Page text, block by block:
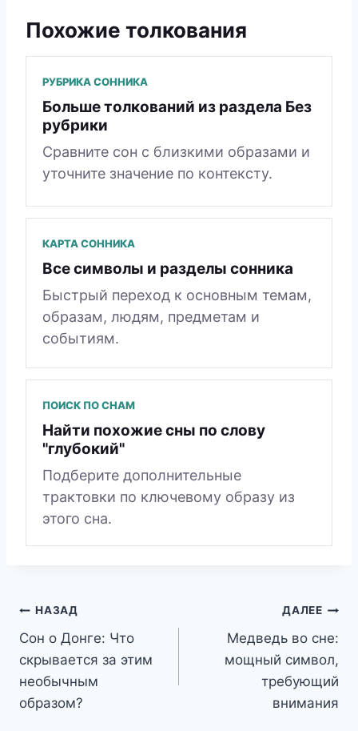
Похожие толкования
РУБРИКА СОННИКА
Больше толкований из раздела Без
рубрики
Сравните сон с близкими образами и
уточните значение по контексту.
КАРТА СОННИКА
Все символы и разделы сонника
Быстрый переход к основным темам,
образам, людям, предметам и
событиям.
ПОИСК ПО СНАМ
Найти похожие сны по слову
"глубокий"
Подберите дополнительные
трактовки по ключевому образу из
этого сна.
Навигация
по
записям
НАЗАД
Сон о Донге: Что
скрывается за этим
необычным
образом?
ДАЛЕЕ
Медведь во сне:
мощный символ,
требующий
внимания